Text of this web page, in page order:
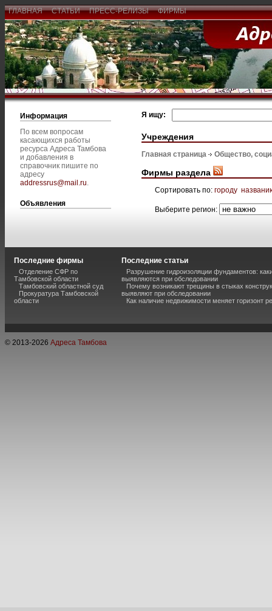
ГЛАВНАЯ СТАТЬИ ПРЕСС-РЕЛИЗЫ ФИРМЫ
Информация
По всем вопросам
касающихся работы
ресурса Адреса Тамбова
и добавления в
справочник пишите по
адресу
addressrus@mail.ru.
Объявления
Я ищу:
Учреждения
Главная страница Общество,
Фирмы раздела
Сортировать по: городу
Выберите регион:
Последние фирмы
Отделение СФР по
Тамбовской области
Тамбовский областной суд
Прокуратура Тамбовской
области
Последние статьи
Разрушение гидроизоляции фундаментов:
выявляются при обследовании
Почему возникают трещины в стыках
выявляют при обследовании
Как наличие недвижимости меняет горизонт
© 2013-2026 Адреса Тамбова